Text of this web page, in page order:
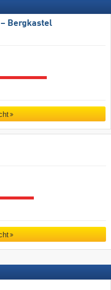
– Bergkastel